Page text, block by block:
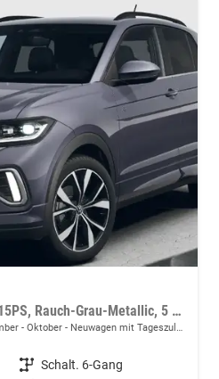
R-Line Limited 1.0 TSI 115PS, Rauch-Grau-Metallic, 5 JAHRE GARANTIE, ANHÄNGERKUPPLUNG, CLIMATRONIC, SITZHEIZUNG, 18" Alu, MATRIX-LED, Adaptiver Tempomat ACC, Parksensoren, Rückfahrkamera, Keyless, Abgedunkelte Scheiben, Radio "Ready2Discover" + App-Connect
- Oktober Neuwagen mit Tageszulassung
Getriebe Schalt. 6-Gang